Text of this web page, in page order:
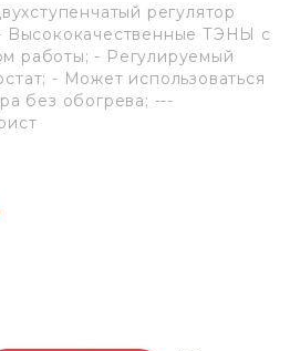
регулятор
Bысококачественные ТЭНЫ с
работы; - Регулируемый
- Может использоваться
без обогрева; ---